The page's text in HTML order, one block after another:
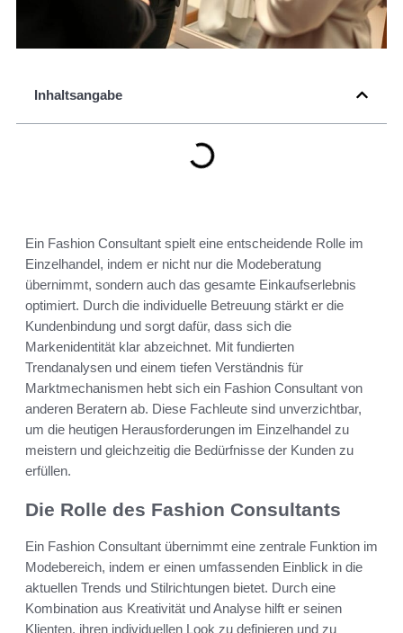
Inhaltsangabe
Ein Fashion Consultant spielt eine entscheidende Rolle im
Einzelhandel, indem er nicht nur die Modeberatung
übernimmt, sondern auch das gesamte Einkaufserlebnis
optimiert. Durch die individuelle Betreuung stärkt er die
Kundenbindung und sorgt dafür, dass sich die
Markenidentität klar abzeichnet. Mit fundierten
Trendanalysen und einem tiefen Verständnis für
Marktmechanismen hebt sich ein Fashion Consultant von
anderen Beratern ab. Diese Fachleute sind unverzichtbar,
um die heutigen Herausforderungen im Einzelhandel zu
meistern und gleichzeitig die Bedürfnisse der Kunden zu
erfüllen.
Die Rolle des Fashion Consultants
Ein Fashion Consultant übernimmt eine zentrale Funktion im
Modebereich, indem er einen umfassenden Einblick in die
aktuellen Trends und Stilrichtungen bietet. Durch eine
Kombination aus Kreativität und Analyse hilft er seinen
Klienten, ihren individuellen Look zu definieren und zu